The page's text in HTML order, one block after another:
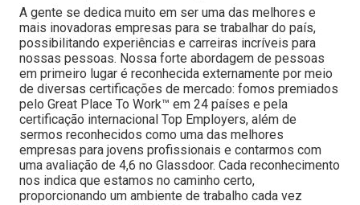
A gente se dedica muito em ser uma das melhores e
mais inovadoras empresas para se trabalhar do país,
possibilitando experiências e carreiras incríveis para
nossas pessoas. Nossa forte abordagem de pessoas
em primeiro lugar é reconhecida externamente por meio
de diversas certificações de mercado: fomos premiados
pelo Great Place To Work™ em 24 países e pela
certificação internacional Top Employers, além de
sermos reconhecidos como uma das melhores
empresas para jovens profissionais e contarmos com
uma avaliação de 4,6 no Glassdoor. Cada reconhecimento
nos indica que estamos no caminho certo,
proporcionando um ambiente de trabalho cada vez